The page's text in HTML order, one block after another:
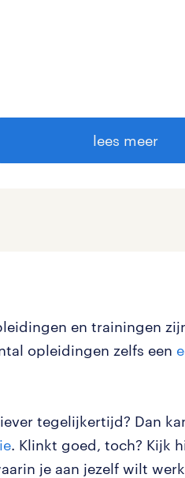
lees meer
en trainingen
opleidingen zelfs een
tegelijkertijd? Dan
. Klinkt goed, toch? Kijk
je aan jezelf wilt